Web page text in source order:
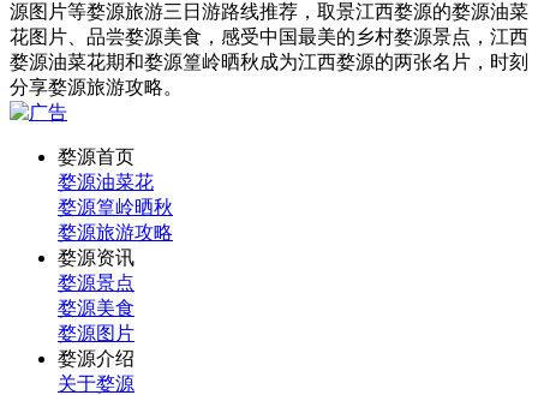
源图片等婺源旅游三日游路线推荐，取景江西婺源的婺源油菜
花图片、品尝婺源美食，感受中国最美的乡村婺源景点，江西
婺源油菜花期和婺源篁岭晒秋成为江西婺源的两张名片，时刻
分享婺源旅游攻略。
婺源首页
婺源油菜花
婺源篁岭晒秋
婺源旅游攻略
婺源资讯
婺源景点
婺源美食
婺源图片
婺源介绍
关于婺源